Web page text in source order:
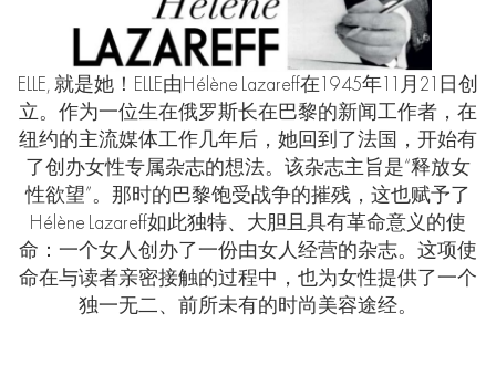
ELLE, 就是她！ ELLE由 Hélène Lazareff在 1945年 月 21
日创
立。作为一位生在俄罗斯长在巴黎的新闻工作者，在
纽约的主流媒体工作几年后，她回到了法国，开始有
了创办女性专属杂志的想法。该杂志主旨是“释放女
性欲望”。那时的巴黎饱受战争的摧残，这也赋予了
Hélène Lazareff如此独特、大胆且具有革命意义的使
命：一个女人创办了一份由女人经营的杂志。这项使
命在与读者亲密接触的过程中，也为女性提供了一个
独一无二、前所未有的时尚美容途经。